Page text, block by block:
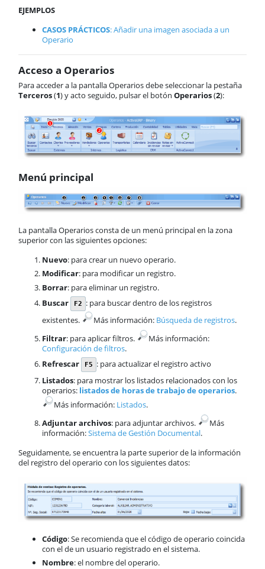
Soporte
EJEMPLOS
CASOS PRÁCTICOS: Añadir una imagen asociada a un
Operario
Acceso a Operarios
Para acceder a la pantalla Operarios debe seleccionar la pestaña
Terceros(1) y acto seguido, pulsar el botón Operarios(2):
Menú principal
La pantalla Operarios consta de un menú principal en la zona
superior con las siguientes opciones:
Nuevo: para crear un nuevo operario.
Modificar: para modificar un registro.
Borrar: para eliminar un registro.
Buscar
F2
: para buscar dentro de los registros
existentes.
​Más información: Búsqueda de registros.
Filtrar: para aplicar filtros.
​Más información:
Configuración de filtros.
Refrescar
F5
: para actualizar el registro activo
Listados: para mostrar los listados relacionados con los
operarios: listados de horas de trabajo de operarios.
​Más información: Listados.
Adjuntar archivos: para adjuntar archivos.
​Más
información:Sistema de Gestión Documental.
Seguidamente, se encuentra la parte superior de la información
del registro del operario con los siguientes datos:
Código: Se recomienda que el código de operario coincida
con el de un usuario registrado en el sistema.
Nombre: el nombre del operario.